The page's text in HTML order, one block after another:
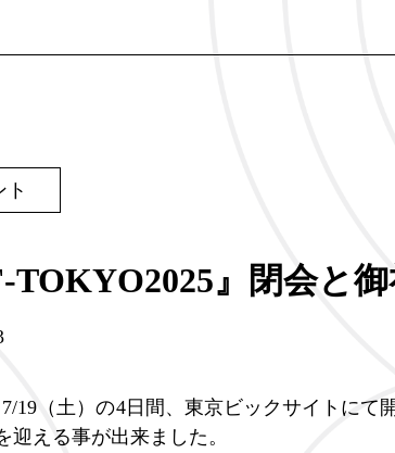
ト
TOKYO2025』閉会と
19（土）の4日間、東京ビックサイトにて
迎える事が出来ました。